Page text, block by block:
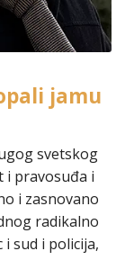
jamu
svetskog
i pravosuđa i
i zasnovano
radikalno
sud i policija,